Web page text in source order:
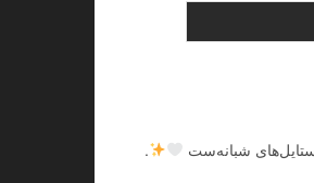
شبانه‌ست
.